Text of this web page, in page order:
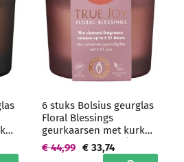
6 stuks Bolsius geurglas
Floral Blessings
geurkaarsen met kurk
deksel 66/83 mm (21
uur) - grootverpakking
€ 33,74
€ 44,99